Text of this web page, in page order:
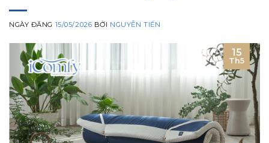
NGÀY ĐĂNG 15/05/2026 BỞI NGUYỄN TIẾN
15
Th5